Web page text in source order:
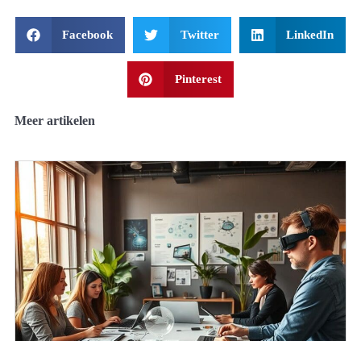
Facebook Twitter LinkedIn
Pinterest
Meer artikelen